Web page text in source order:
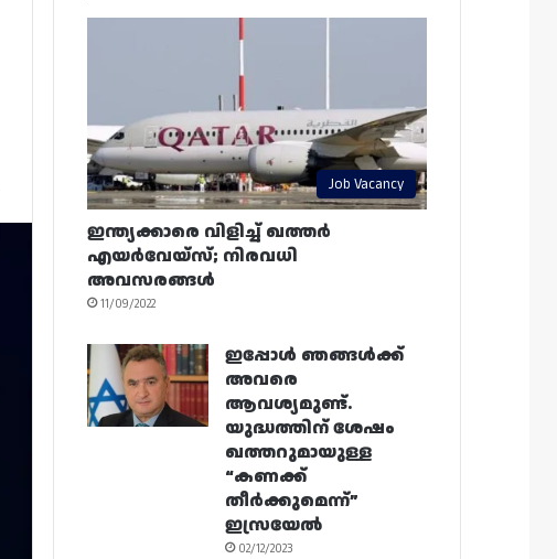
Job Vacancy
ഇന്ത്യക്കാരെ വിളിച്ച് ഖത്തർ
എയർവേയ്‌സ്; നിരവധി
അവസരങ്ങൾ
11/09/2022
ഇപ്പോൾ ഞങ്ങൾക്ക്
അവരെ
ആവശ്യമുണ്ട്.
യുദ്ധത്തിന് ശേഷം
ഖത്തറുമായുള്ള
“കണക്ക്
തീർക്കുമെന്ന്”
ഇസ്രയേൽ
02/12/2023